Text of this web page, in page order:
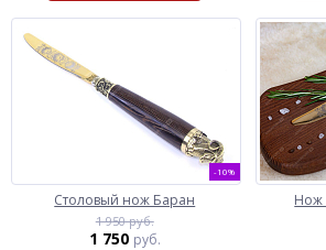
-10%
Столовый нож Баран
1 950 руб.
1 750 руб.
Нож